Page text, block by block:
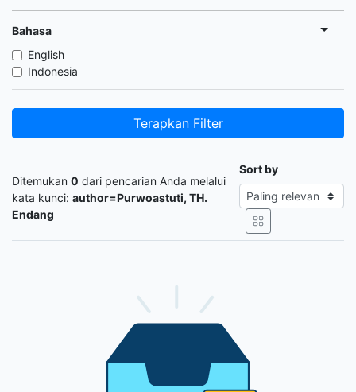
Bahasa
English
Indonesia
Terapkan Filter
Ditemukan 0 dari pencarian Anda melalui
kata kunci: author=Purwoastuti, TH.
Endang
Sort by